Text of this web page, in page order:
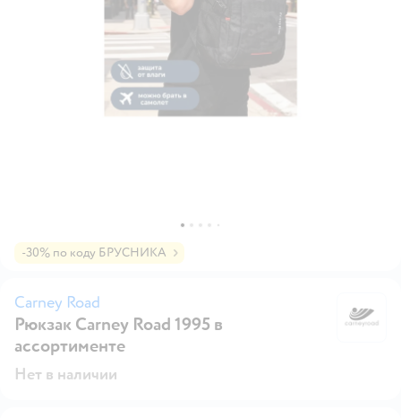
-30% по коду БРУСНИКА
Carney Road
Рюкзак Carney Road 1995 в
ассортименте
Нет в наличии